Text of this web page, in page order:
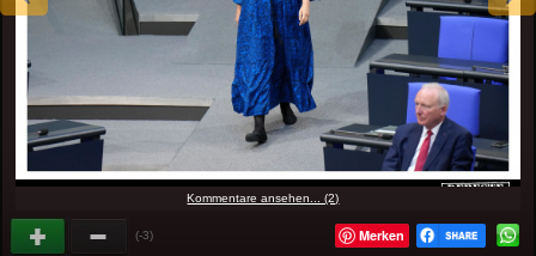
Kommentare ansehen... (2)
(-3) Merken